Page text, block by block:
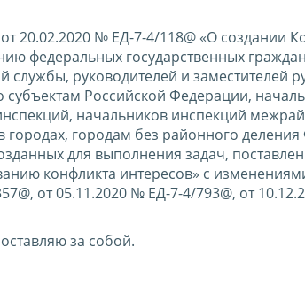
20.02.2020 № ЕД-7-4/118@ «О создании
федеральных государственных
руководителей и заместителей
Российской Федерации,
начальников инспекций
городам без районного
для выполнения задач,
конфликта интересов» с
от 05.11.2020 № ЕД-7-4/793@, от
за собой.